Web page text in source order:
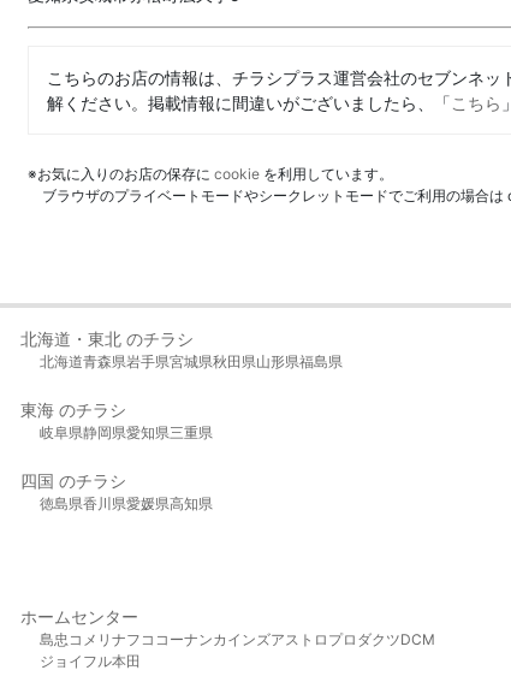
こちらのお店の情報は、チラシプラス運営会社のセブンネ
解ください。掲載情報に間違いがございましたら、「こちら
※お気に入りのお店の保存に cookie を利用しています。
ブラウザのプライベートモードやシークレットモードでご利用の場合
北海道・東北 のチラシ
北海道青森県岩手県宮城県秋田県山形県福島県
東海 のチラシ
岐阜県静岡県愛知県三重県
四国 のチラシ
徳島県香川県愛媛県高知県
ホームセンター
島忠 コメリ ナフコ コーナンカインズアストロプロダクツDCM
ジョイフル本田